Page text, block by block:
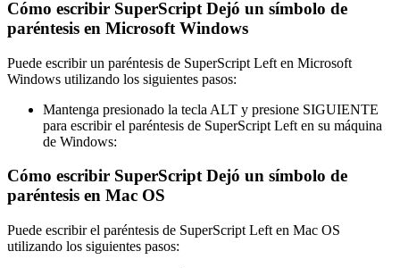
Cómo escribir SuperScript Dejó un símbolo de
paréntesis en Microsoft Windows
Puede escribir un paréntesis de SuperScript Left en Microsoft
Windows utilizando los siguientes pasos:
Mantenga presionado la tecla ALT y presione SIGUIENTE
para escribir el paréntesis de SuperScript Left en su máquina
de Windows:
Cómo escribir SuperScript Dejó un símbolo de
paréntesis en Mac OS
Puede escribir el paréntesis de SuperScript Left en Mac OS
utilizando los siguientes pasos: